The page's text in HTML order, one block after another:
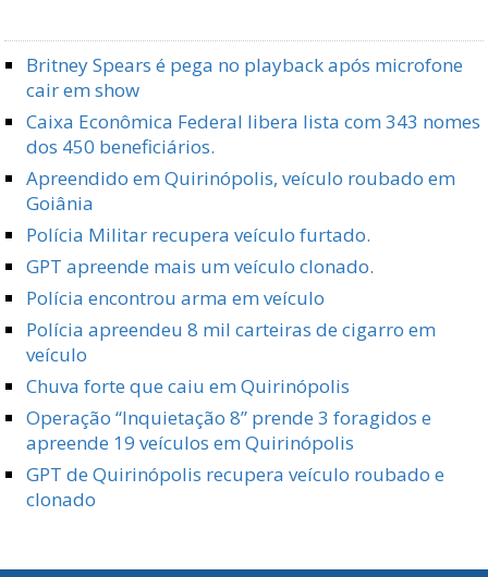
Britney Spears é pega no playback após microfone
cair em show
Caixa Econômica Federal libera lista com 343 nomes
dos 450 beneficiários.
Apreendido em Quirinópolis, veículo roubado em
Goiânia
Polícia Militar recupera veículo furtado.
GPT apreende mais um veículo clonado.
Polícia encontrou arma em veículo
Polícia apreendeu 8 mil carteiras de cigarro em
veículo
Chuva forte que caiu em Quirinópolis
Operação “Inquietação 8” prende 3 foragidos e
apreende 19 veículos em Quirinópolis
GPT de Quirinópolis recupera veículo roubado e
clonado